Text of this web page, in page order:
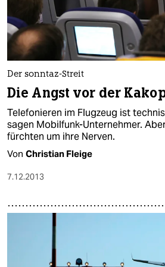
Der sonntaz-Streit
Die Angst vor der
Telefonieren im Flugzeug ist
sagen Mobilfunk-Unternehmer.
fürchten um ihre Nerven.
Von Christian Fleige
7.12.2013